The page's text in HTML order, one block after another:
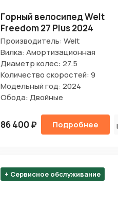
Горный велосипед Welt
Freedom 27 Plus 2024
Производитель: Welt
Вилка: Амортизационная
Диаметр колес: 27.5
Количество скоростей: 9
Модельный год: 2024
Обода: Двойные
86 400 ₽ Подробнее
+ Сервисное обслуживание